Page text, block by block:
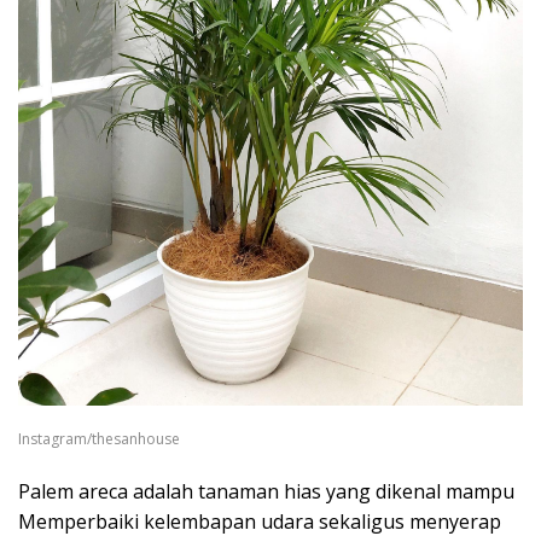
Instagram/thesanhouse
Palem areca adalah tanaman hias yang dikenal mampu
Memperbaiki kelembapan udara sekaligus menyerap